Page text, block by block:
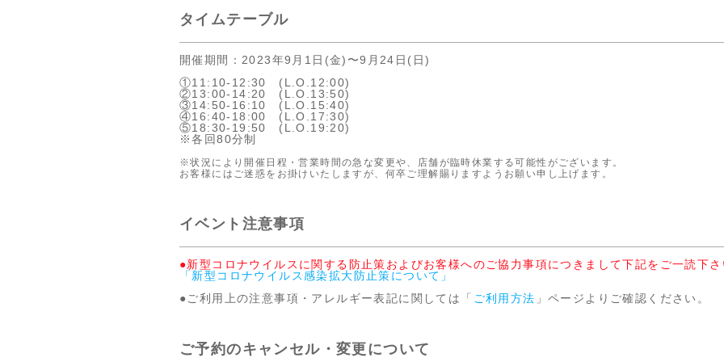
タイムテーブル
開催期間：2023年9月1日(金)〜9月24日(日)
①11:10‐12:30 (L.O.12:00)
②13:00‐14:20 (L.O.13:50)
③14:50‐16:10 (L.O.15:40)
④16:40‐18:00 (L.O.17:30)
⑤18:30‐19:50 (L.O.19:20)
※各回80分制
※状況により開催日程・営業時間の急な変更や、店舗が臨時休業する可能性がございます。
お客様にはご迷惑をお掛けいたしますが、何卒ご理解賜りますようお願い申し上げます。
イベント注意事項
●新型コロナウイルスに関する防止策およびお客様へのご協力事項につきまして下記をご一読下
「新型コロナウイルス感染拡大防止策について」
●ご利用上の注意事項・アレルギー表記に関しては「 ご利用方法 」ページよりご確認ください。
ご予約のキャンセル・変更について